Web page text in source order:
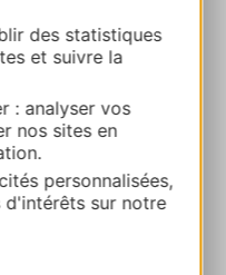
des statistiques
et suivre la
: analyser vos
nos sites en
personnalisées,
d'intérêts sur notre